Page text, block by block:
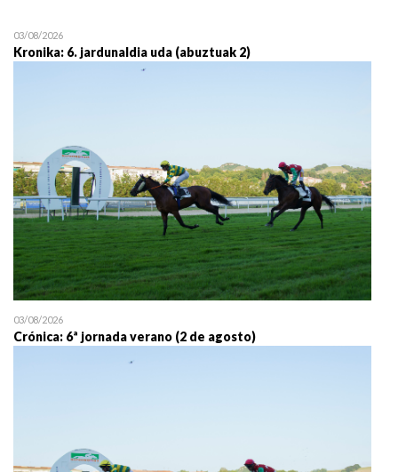
19/07 11:30
03/08/2026
Kronika: 6. jardunaldia uda (abuztuak 2)
03/08/2026
Crónica: 6ª jornada verano (2 de agosto)